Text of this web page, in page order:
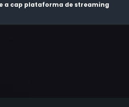
a cap plataforma de streaming